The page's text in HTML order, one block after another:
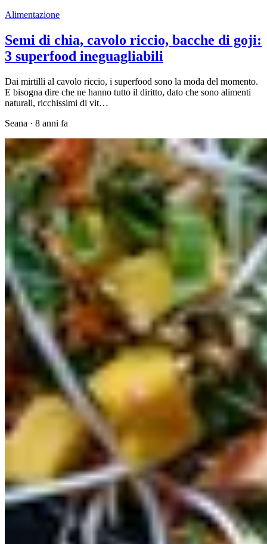
Alimentazione
Semi di chia, cavolo riccio, bacche di goji:
3 superfood ineguagliabili
Dai mirtilli al cavolo riccio, i superfood sono la moda del momento.
E bisogna dire che ne hanno tutto il diritto, dato che sono alimenti
naturali, ricchissimi di vit…
Seana · 8 anni fa